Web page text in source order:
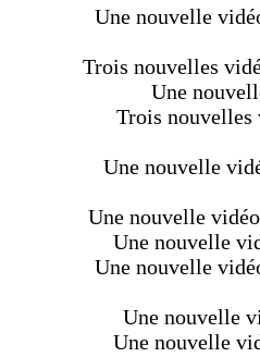
Une nouvelle
Trois nouvelles
Une
Trois nouvelles
Une nouvelle
Une nouvelle
Une nouvelle
Une nouvelle
Une nouvelle
Une nouvelle